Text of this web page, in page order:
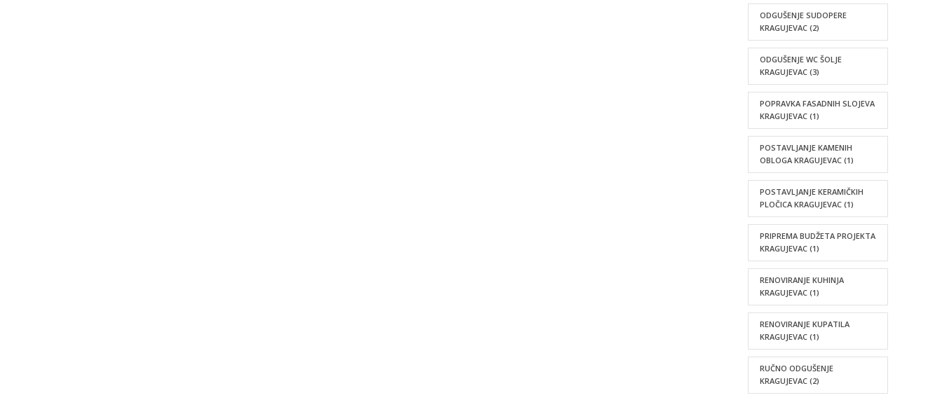
ODGUŠENJE SUDOPERE
KRAGUJEVAC (2)
ODGUŠENJE WC ŠOLJE
KRAGUJEVAC (3)
POPRAVKA FASADNIH SLOJEVA
KRAGUJEVAC (1)
POSTAVLJANJE KAMENIH
OBLOGA KRAGUJEVAC (1)
POSTAVLJANJE KERAMIČKIH
PLOČICA KRAGUJEVAC (1)
PRIPREMA BUDŽETA PROJEKTA
KRAGUJEVAC (1)
RENOVIRANJE KUHINJA
KRAGUJEVAC (1)
RENOVIRANJE KUPATILA
KRAGUJEVAC (1)
RUČNO ODGUŠENJE
KRAGUJEVAC (2)